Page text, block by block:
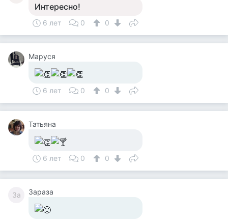
Интересно!
6 лет 0 0
Маруся
6 лет 0 0
Татьяна
6 лет 0 0
За Зараза